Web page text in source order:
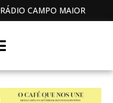
RÁDIO CAMPO MAIOR